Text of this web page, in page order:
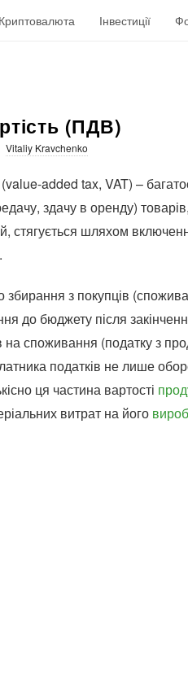
Криптовалюта Інвестиції
(ПДВ)
Vitaliy Kravchenko
(value-added tax, VAT) –
здачу в оренду)
стягується шляхом
з покупців
до бюджету після
на споживання (податку з
податків не лише
ця частина вартості
витрат на його